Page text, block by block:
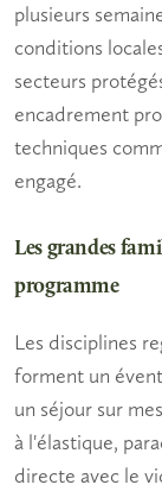
plusieurs
conditions
secteurs
encadrement
techniques
engagé.
Les grandes
programme
Les disciplines
forment un
un séjour sur
à l'élastique,
directe avec le